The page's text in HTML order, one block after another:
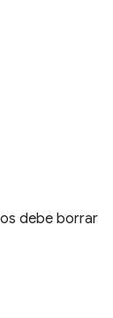
debe borrar